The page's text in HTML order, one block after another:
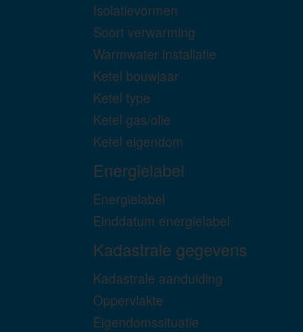
Isolatievormen
Soort verwarming
Warmwater installatie
Ketel bouwjaar
Ketel type
Ketel gas/olie
Ketel eigendom
Energielabel
Energielabel
Einddatum energielabel
Kadastrale gegevens
Kadastrale aanduiding
Oppervlakte
Eigendomssituatie